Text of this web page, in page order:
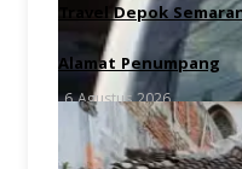
Travel Depok
Alamat Penumpang
6 Agustus 2026